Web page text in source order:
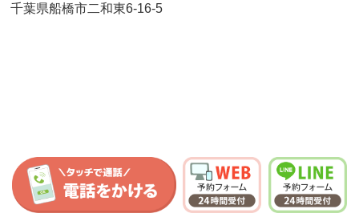
千葉県船橋市二和東6-16-5